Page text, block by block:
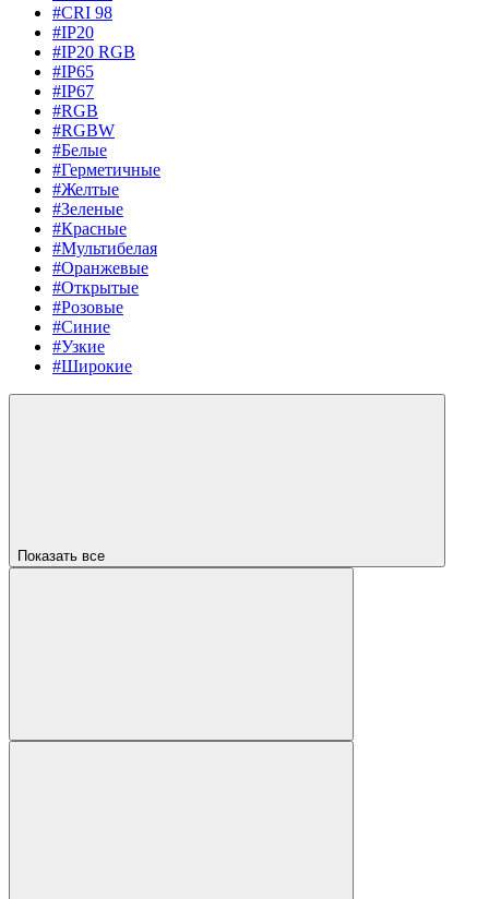
#CRI 98
#IP20
#IP20 RGB
#IP65
#IP67
#RGB
#RGBW
#Белые
#Герметичные
#Желтые
#Зеленые
#Красные
#Мультибелая
#Оранжевые
#Открытые
#Розовые
#Синие
#Узкие
#Широкие
Показать все